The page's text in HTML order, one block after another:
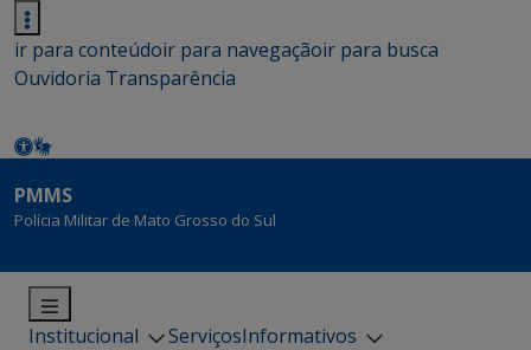
ir para conteúdoir para navegaçãoir para busca
Ouvidoria Transparência
PMMS
Polícia Militar de Mato Grosso do Sul
Institucional ServiçosInformativos